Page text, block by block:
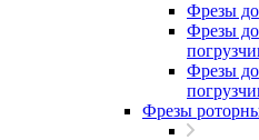
Фрезы
Фрезы
Фрезы
Фрезы